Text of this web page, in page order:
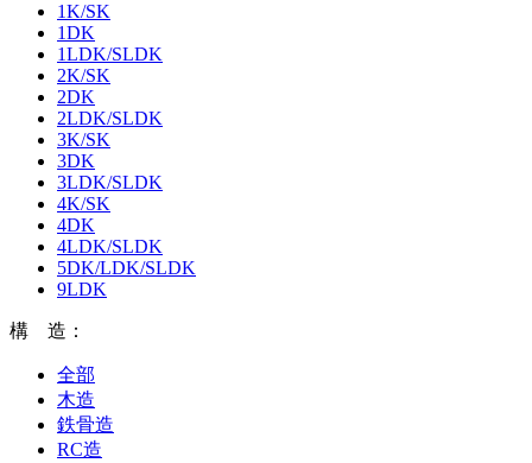
1K/SK
1DK
1LDK/SLDK
2K/SK
2DK
2LDK/SLDK
3K/SK
3DK
3LDK/SLDK
4K/SK
4DK
4LDK/SLDK
5DK/LDK/SLDK
9LDK
構 造：
全部
木造
鉄骨造
RC造